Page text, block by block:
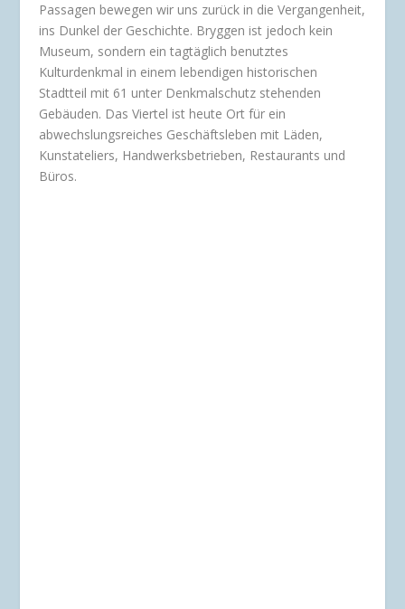
Passagen bewegen wir uns zurück in die Vergangenheit,
ins Dunkel der Geschichte. Bryggen ist jedoch kein
Museum, sondern ein tagtäglich benutztes
Kulturdenkmal in einem lebendigen historischen
Stadtteil mit 61 unter Denkmalschutz stehenden
Gebäuden. Das Viertel ist heute Ort für ein
abwechslungsreiches Geschäftsleben mit Läden,
Kunstateliers, Handwerksbetrieben, Restaurants und
Büros.